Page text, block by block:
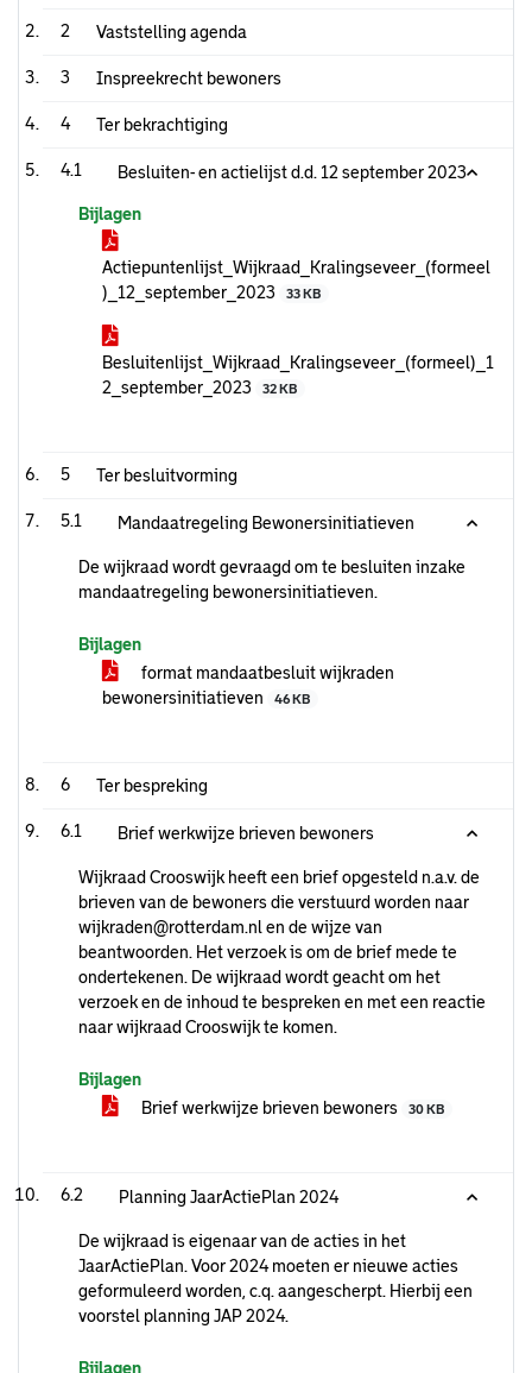
2 Vaststelling agenda
3 Inspreekrecht bewoners
4 Ter bekrachtiging
4.1 Besluiten- en actielijst d.d. 12 september 2023
Bijlagen
Actiepuntenlijst_Wijkraad_Kralingseveer_(formeel
)_12_september_2023
33 KB
Besluitenlijst_Wijkraad_Kralingseveer_(formeel)_1
2_september_2023
32 KB
5 Ter besluitvorming
5.1 Mandaatregeling Bewonersinitiatieven
De wijkraad wordt gevraagd om te besluiten inzake
mandaatregeling bewonersinitiatieven.
Bijlagen
format mandaatbesluit wijkraden
bewonersinitiatieven
46 KB
6 Ter bespreking
6.1 Brief werkwijze brieven bewoners
Wijkraad Crooswijk heeft een brief opgesteld n.a.v. de
brieven van de bewoners die verstuurd worden naar
wijkraden@rotterdam.nl en de wijze van
beantwoorden. Het verzoek is om de brief mede te
ondertekenen. De wijkraad wordt geacht om het
verzoek en de inhoud te bespreken en met een reactie
naar wijkraad Crooswijk te komen.
Bijlagen
Brief werkwijze brieven bewoners
30 KB
6.2 Planning JaarActiePlan 2024
De wijkraad is eigenaar van de acties in het
JaarActiePlan. Voor 2024 moeten er nieuwe acties
geformuleerd worden, c.q. aangescherpt. Hierbij een
voorstel planning JAP 2024.
Bijlagen